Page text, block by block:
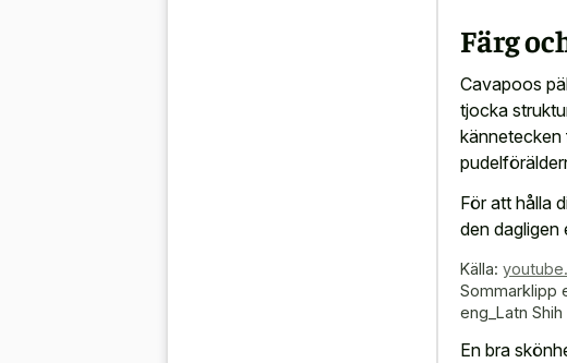
Färg
Cavapoos
tjocka
kännetecken
För att hålla
den dagligen
Källa:
Sommarklipp
eng_Latn
En bra